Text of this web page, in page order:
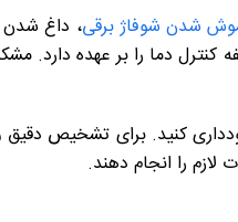
شدن شوفاژ برقی، داغ
دما را بر عهده دارد.
کنید. برای تشخیص دقیق
را انجام دهند.